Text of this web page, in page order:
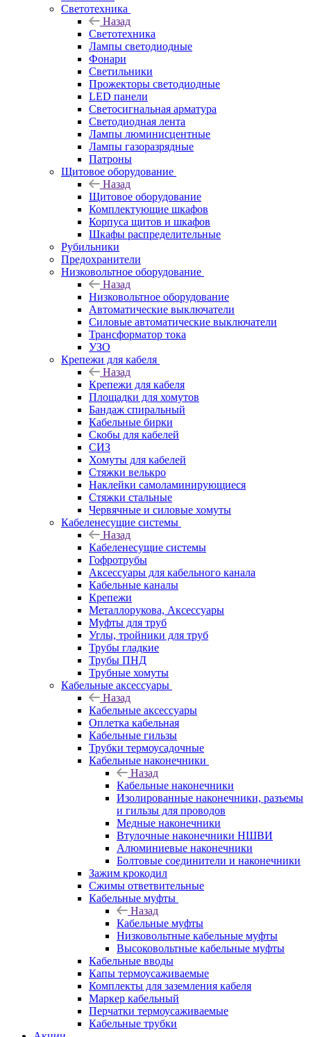
Светотехника
Назад
Светотехника
Лампы светодиодные
Фонари
Светильники
Прожекторы светодиодные
LED панели
Светосигнальная арматура
Светодиодная лента
Лампы люминисцентные
Лампы газоразрядные
Патроны
Щитовое оборудование
Назад
Щитовое оборудование
Комплектующие шкафов
Корпуса щитов и шкафов
Шкафы распределительные
Рубильники
Предохранители
Низковольтное оборудование
Назад
Низковольтное оборудование
Автоматические выключатели
Силовые автоматические выключатели
Трансформатор тока
УЗО
Крепежи для кабеля
Назад
Крепежи для кабеля
Площадки для хомутов
Бандаж спиральный
Кабельные бирки
Cкобы для кабелей
СИЗ
Хомуты для кабелей
Стяжки велькро
Наклейки самоламинирующиеся
Стяжки стальные
Червячные и силовые хомуты
Кабеленесущие системы
Назад
Кабеленесущие системы
Гофротрубы
Аксессуары для кабельного канала
Кабельные каналы
Крепежи
Металлорукова, Аксессуары
Муфты для труб
Углы, тройники для труб
Трубы гладкие
Трубы ПНД
Трубные хомуты
Кабельные аксессуары
Назад
Кабельные аксессуары
Оплетка кабельная
Кабельные гильзы
Трубки термоусадочные
Кабельные наконечники
Назад
Кабельные наконечники
Изолированные наконечники, разъемы
и гильзы для проводов
Медные наконечники
Втулочные наконечники НШВИ
Алюминиевые наконечники
Болтовые соединители и наконечники
Зажим крокодил
Сжимы ответвительные
Кабельные муфты
Назад
Кабельные муфты
Низковольтные кабельные муфты
Высоковольтные кабельные муфты
Кабельные вводы
Капы термоусаживаемые
Комплекты для заземления кабеля
Маркер кабельный
Перчатки термоусаживаемые
Кабельные трубки